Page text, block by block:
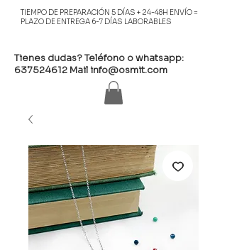
TIEMPO DE PREPARACIÓN 5 DÍAS + 24-48H ENVÍO =
PLAZO DE ENTREGA 6-7 DÍAS LABORABLES
Tienes dudas? Teléfono o whatsapp:
637524612 Mail info@osmit.com